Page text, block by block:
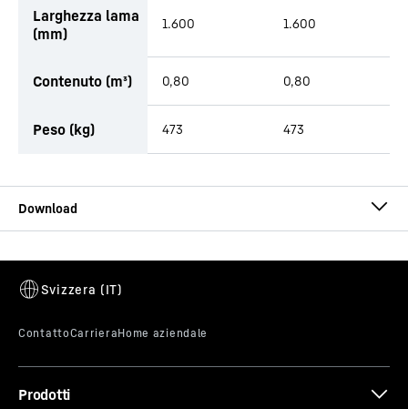
Larghezza lama
(mm)
1.600 1.600
Contenuto (m³) 0,80 0,80
Peso (kg) 473 473
Prodotti